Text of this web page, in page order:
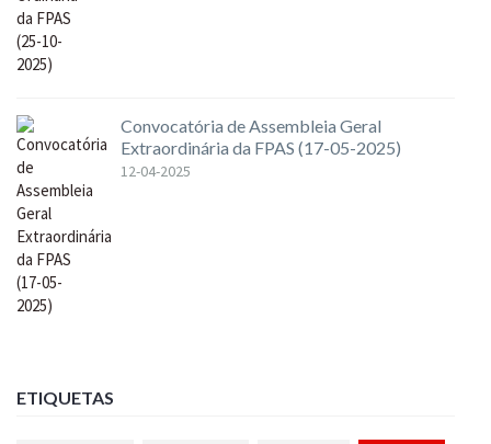
Convocatória de Assembleia Geral
Extraordinária da FPAS (17-05-2025)
12-04-2025
ETIQUETAS